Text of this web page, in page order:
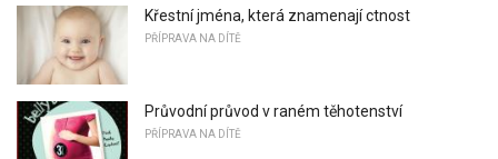
Křestní jména, která znamenají ctnost
PŘÍPRAVA NA DÍTĚ
Průvodní průvod v raném těhotenství
PŘÍPRAVA NA DÍTĚ